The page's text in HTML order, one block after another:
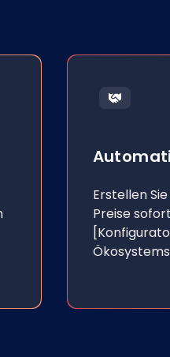
Erstellen
Preise